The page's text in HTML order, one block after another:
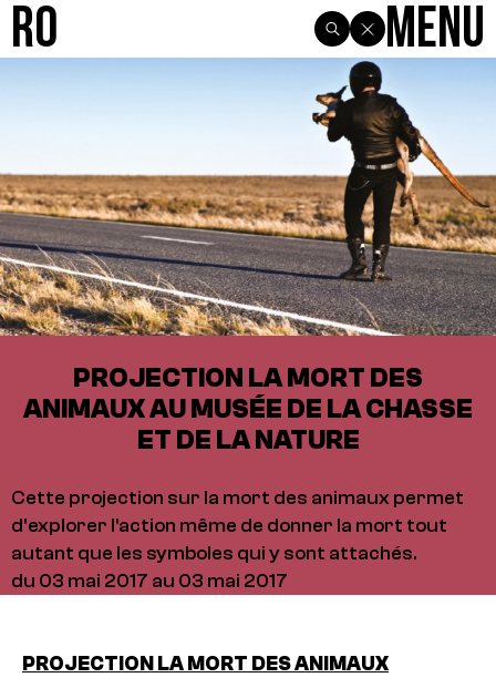
R0 Menu
PROJECTION LA MORT DES
ANIMAUX AU MUSÉE DE LA CHASSE
ET DE LA NATURE
Cette projection sur la mort des animaux permet
d'explorer l'action même de donner la mort tout
autant que les symboles qui y sont attachés.
du 03 mai 2017 au 03 mai 2017
PROJECTION LA MORT DES ANIMAUX